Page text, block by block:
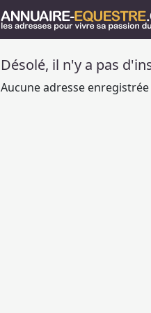
Désolé, il n'y a pas
Aucune adresse